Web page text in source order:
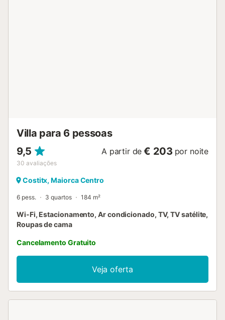
Villa para 6 pessoas
9,5
30 avaliações
A partir de € 203 por noite
Costitx, Maiorca Centro
6 pess. 3 quartos 184 m²
Wi-Fi, Estacionamento, Ar condicionado, TV, TV satélite,
Roupas de cama
Cancelamento Gratuito
Veja oferta